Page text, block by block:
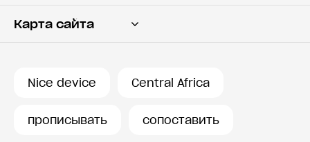
Карта сайта
Nice device Central Africa
прописывать сопоставить